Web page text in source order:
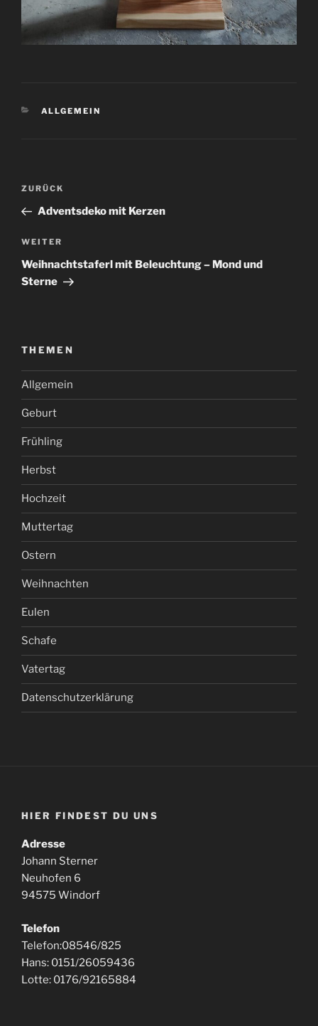
KATEGORIEN
ALLGEMEIN
Beitragsnavigation
Vorheriger
Beitrag
ZURÜCK
Adventsdeko mit Kerzen
Nächster
Beitrag
WEITER
Weihnachtstaferl mit Beleuchtung – Mond und
Sterne
THEMEN
Allgemein
Geburt
Frühling
Herbst
Hochzeit
Muttertag
Ostern
Weihnachten
Eulen
Schafe
Vatertag
Datenschutzerklärung
HIER FINDEST DU UNS
Adresse
Johann Sterner
Neuhofen 6
94575 Windorf
Telefon
Telefon:08546/825
Hans: 0151/26059436
Lotte: 0176/92165884